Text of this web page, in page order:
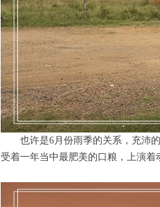
也许是6月份雨季的关系，充沛的
受着一年当中最肥美的口粮，上演着